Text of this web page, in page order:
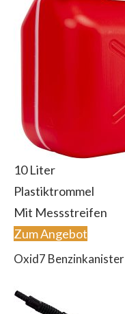
10 Liter
Plastiktrommel
Mit Messstreifen
Zum Angebot
Oxid7 Benzinkanister